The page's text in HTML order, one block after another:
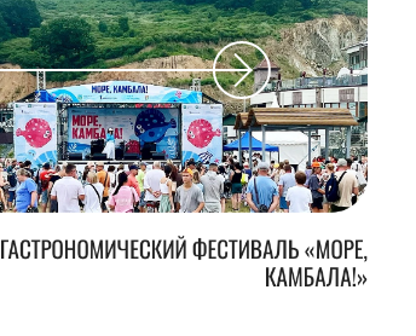
ГАСТРОНОМИЧЕСКИЙ ФЕСТИВАЛЬ «МОРЕ,
КАМБАЛА!»